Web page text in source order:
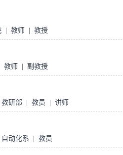
| 教师 | 教授
教师 | 副教授
教研部 | 教员 | 讲师
动化系 | 教员